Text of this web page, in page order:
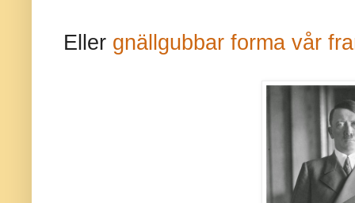
Eller gnällgubbar forma vår